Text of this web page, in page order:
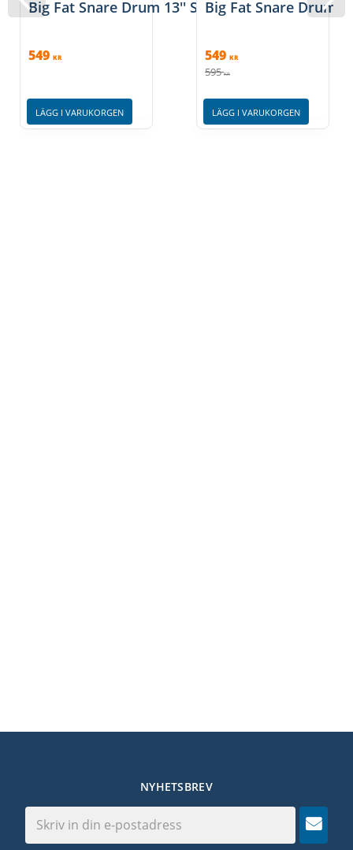
Big Fat Snare Drum 13'' Snare-Bourine
549 KR
LÄGG I VARUKORGEN
Big Fat Snare Drum
549 KR
595 KR
LÄGG I VARUKORGEN
NYHETSBREV